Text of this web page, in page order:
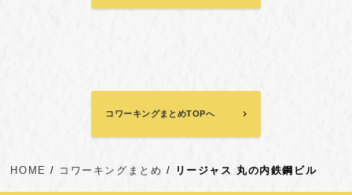
コワーキングまとめTOPへ
HOME コワーキングまとめ リージャス 丸の内鉄鋼ビル